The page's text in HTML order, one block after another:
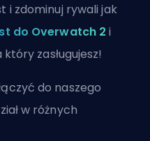
i zdominuj rywali jak
do Overwatch 2 i
zasługujesz!
do naszego
w różnych